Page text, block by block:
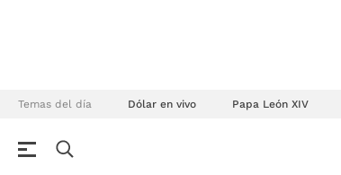
Temas del día Dólar en vivo Papa León XIV